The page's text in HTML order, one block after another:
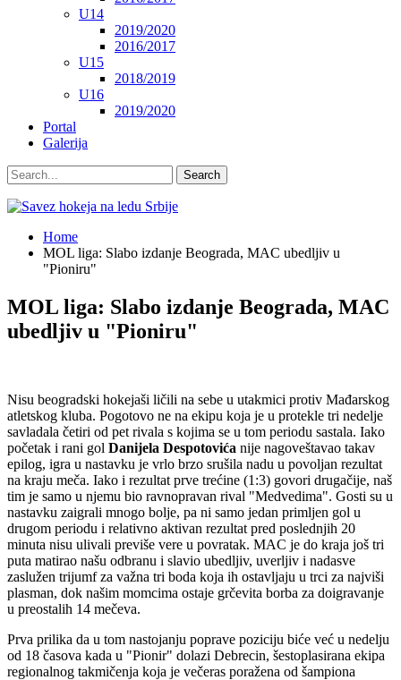
U14
2019/2020
2016/2017
U15
2018/2019
U16
2019/2020
Portal
Galerija
Home
MOL liga: Slabo izdanje Beograda, MAC ubedljiv u
"Pioniru"
MOL liga: Slabo izdanje Beograda, MAC
ubedljiv u "Pioniru"
Nisu beogradski hokejaši ličili na sebe u utakmici protiv Mađarskog
atletskog kluba. Pogotovo ne na ekipu koja je u protekle tri nedelje
savladala četiri od pet rivala s kojima se u tom periodu sastala. Iako
početak i rani gol Danijela Despotovića nije nagoveštavao takav
epilog, igra u nastavku je vrlo brzo srušila nadu u povoljan rezultat
na kraju meča. Iako i rezultat prve trećine (1:3) govori drugačije, naš
tim je samo u njemu bio ravnopravan rival "Medvedima". Gosti su u
nastavku zaigrali mnogo bolje, pa ni samo jedan primljen gol u
drugom periodu i relativno aktivan rezultat pred poslednjih 20
minuta nisu ulivali previše vere u povratak. MAC je do kraja još tri
puta matirao našu odbranu i slavio ubedljiv, uverljiv i nadasve
zaslužen trijumf za važna tri boda koja ih ostavljaju u trci za najviši
plasman, dok našim momcima ostaje grčevita borba za doigravanje
u preostalih 14 mečeva.
Prva prilika da u tom nastojanju poprave poziciju biće već u nedelju
od 18 časova kada u "Pionir" dolazi Debrecin, šestoplasirana ekipa
regionalnog takmičenja koja je večeras poražena od šampiona